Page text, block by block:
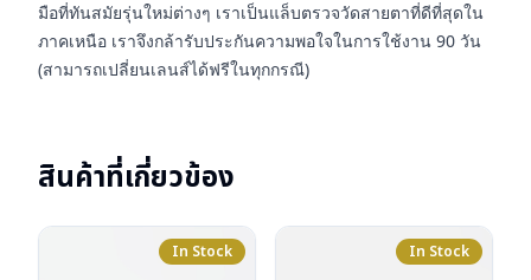
มือที่ทันสมัยรุ่นใหม่ต่างๆ เราเป็นแล็บตรวจวัดสายตาที่ดีที่สุดใน
ภาคเหนือ เราจึงกล้ารับประกันความพอใจในการใช้งาน 90 วัน
(สามารถเปลี่ยนเลนส์ได้ฟรีในทุกกรณี)
สินค้าที่เกี่ยวข้อง
In Stock In Stock